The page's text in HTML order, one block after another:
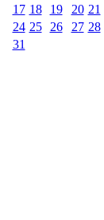
17 18 19 20 21
24 25 26 27 28
31